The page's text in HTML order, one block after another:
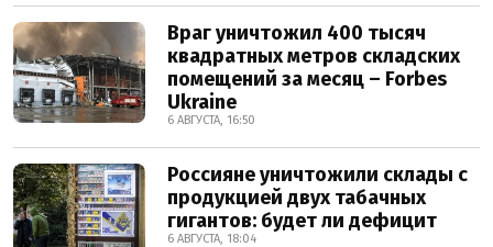
Враг уничтожил 400 тысяч
квадратных метров складских
помещений за месяц – Forbes
Ukraine
6 АВГУСТА, 16:50
Россияне уничтожили склады с
продукцией двух табачных
гигантов: будет ли дефицит
6 АВГУСТА, 18:04